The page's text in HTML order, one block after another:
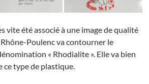
vite été associé à une image de qualité
Poulenc va contourner le
« Rhodialite ». Elle va bien
ce type de plastique.